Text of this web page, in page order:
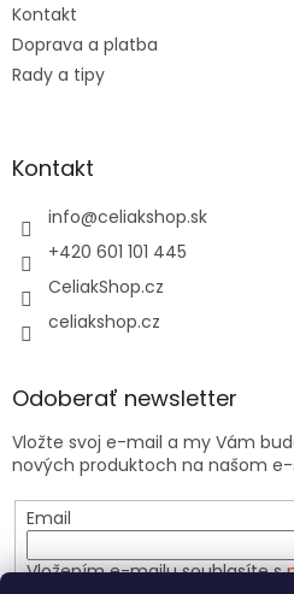
Kontakt
Doprava a platba
Rady a tipy
Kontakt
info@celiakshop.sk
+420 601 101 445
CeliakShop.cz
celiakshop.cz
Odoberať newsletter
Vložte svoj e-mail a my Vám
nových produktoch na našom e-
Email
Vložením e-mailu souhlasíte s